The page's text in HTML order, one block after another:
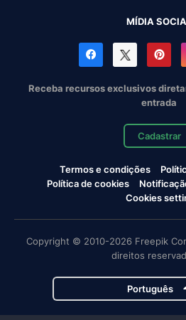
MÍDIA
Receba recursos exclusivos
entrada
Cadastrar
Termos e condições
Política de cookies
Cookies
Copyright © 2010-2026 Freepik
direitos
Português